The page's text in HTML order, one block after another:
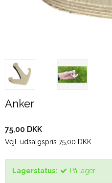
Anker
75,00 DKK
Vejl. udsalgspris 75,00 DKK
Lagerstatus: På lager